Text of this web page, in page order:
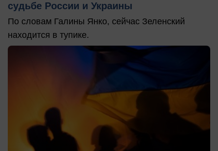
судьбе России и Украины
По словам Галины Янко, сейчас Зеленский
находится в тупике.